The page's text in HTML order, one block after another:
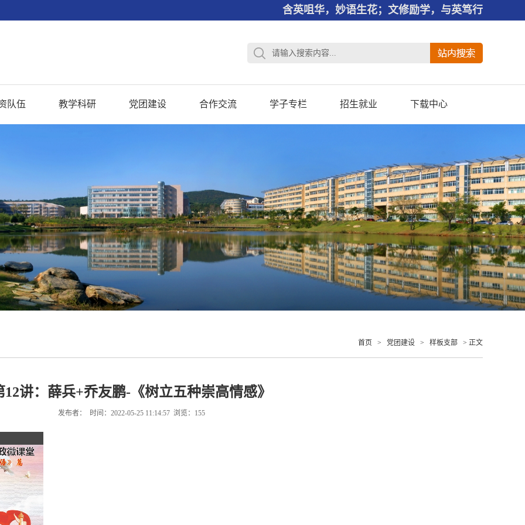
含英咀华，妙语生花；文修励学，与英笃行
队伍 教学科研 党团建设 合作交流 学子专栏 招生就业 下载中心
首页 > 党团建设 > 样板支部 > 正文
12讲：薛兵+乔友鹏-《树立五种崇高情感》
发布者： 时间：2022-05-25 11:14:57 浏览： 155